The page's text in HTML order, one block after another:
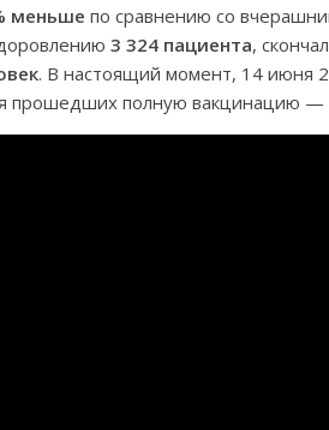
меньше по сравнению со
3 324 пациента,
. В настоящий момент, 14 июня
прошедших полную вакцинацию —